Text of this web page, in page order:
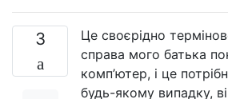
3
Це своєрідно
справа мого батька
комп’ютер, і це
будь-якому випадку,